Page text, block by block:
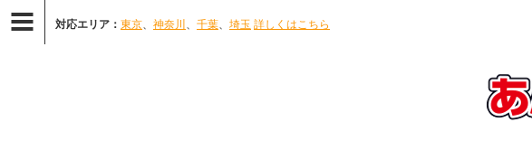
対応エリア： 東京、 神奈川 、 千葉、 埼玉 詳しくはこちら